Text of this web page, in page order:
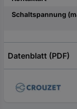
Schaltspannung
Datenblatt (PDF)